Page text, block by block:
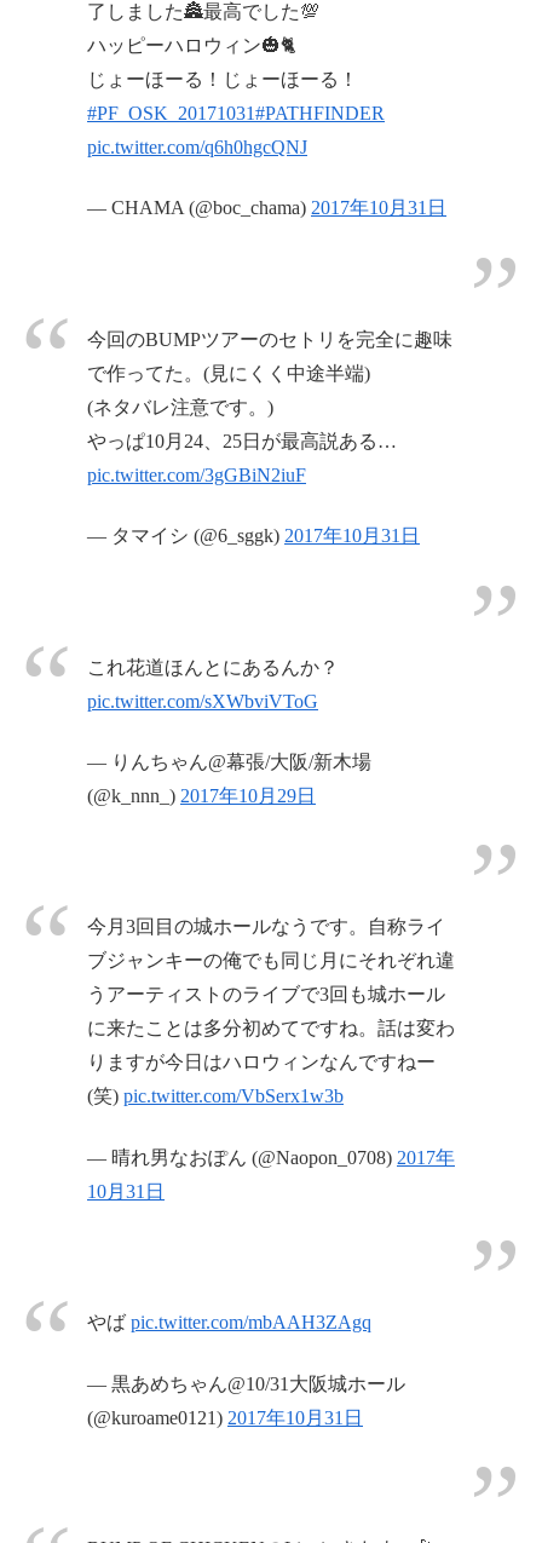
了しました🏯最高でした💯
ハッピーハロウィン🎃🐈
じょーほーる！じょーほーる！
#PF_OSK_20171031#PATHFINDER
pic.twitter.com/q6h0hgcQNJ
— CHAMA (@boc_chama) 2017年10月31日
今回のBUMPツアーのセトリを完全に趣味
で作ってた。(見にくく中途半端)
(ネタバレ注意です。)
やっぱ10月24、25日が最高説ある…
pic.twitter.com/3gGBiN2iuF
— タマイシ (@6_sggk) 2017年10月31日
これ花道ほんとにあるんか？
pic.twitter.com/sXWbviVToG
— りんちゃん@幕張/大阪/新木場
(@k_nnn_) 2017年10月29日
今月3回目の城ホールなうです。自称ライ
ブジャンキーの俺でも同じ月にそれぞれ違
うアーティストのライブで3回も城ホール
に来たことは多分初めてですね。話は変わ
りますが今日はハロウィンなんですねー
(笑) pic.twitter.com/VbSerx1w3b
— 晴れ男なおぽん (@Naopon_0708) 2017年
10月31日
やば pic.twitter.com/mbAAH3ZAgq
— 黒あめちゃん@10/31大阪城ホール
(@kuroame0121) 2017年10月31日